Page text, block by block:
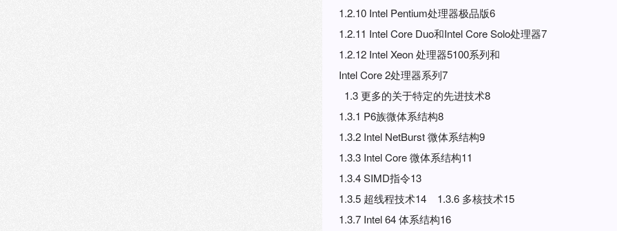
1.2.10 Intel Pentium处理器极品版6
1.2.11 Intel Core Duo和Intel Core Solo处理器7
1.2.12 Intel Xeon 处理器5100系列和
Intel Core 2处理器系列7
1.3 更多的关于特定的先进技术8
1.3.1 P6族微体系结构8
1.3.2 Intel NetBurst 微体系结构9
1.3.3 Intel Core 微体系结构11
1.3.4 SIMD指令13
1.3.5 超线程技术14 1.3.6 多核技术15
1.3.7 Intel 64 体系结构16